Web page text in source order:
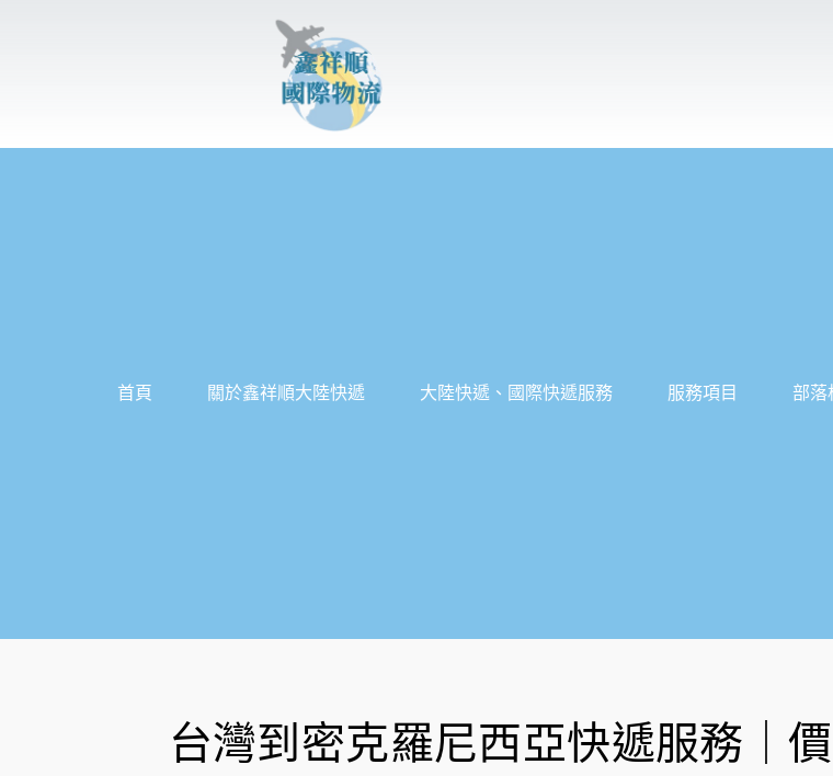
內
首頁 關於鑫祥順大陸快遞 大陸快遞、國際快遞服務 服務項目 部落
台灣到密克羅尼西亞快遞服務｜